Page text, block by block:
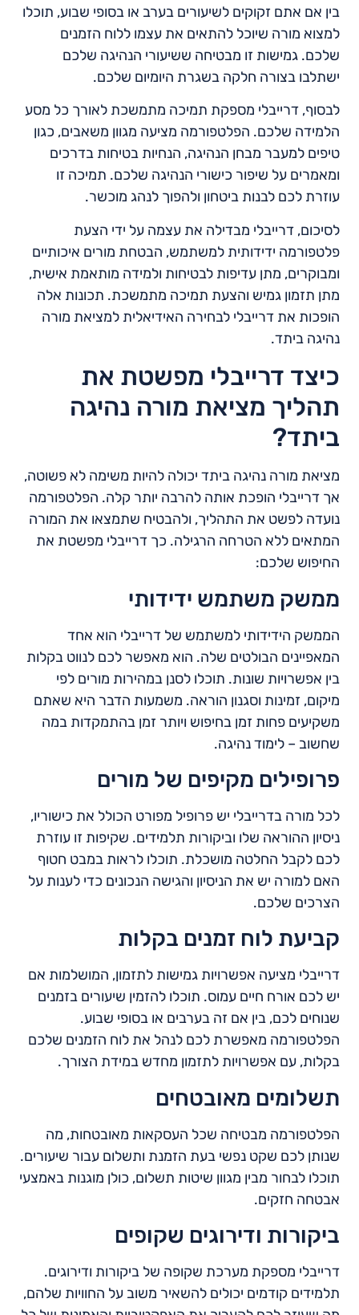
בין אם אתם זקוקים לשיעורים בערב או בסופי שבוע, תוכלו
למצוא מורה שיוכל להתאים את עצמו ללוח הזמנים
שלכם. גמישות זו מבטיחה ששיעורי הנהיגה שלכם
ישתלבו בצורה חלקה בשגרת היומיום שלכם.
לבסוף, דרייבלי מספקת תמיכה מתמשכת לאורך כל מסע
הלמידה שלכם. הפלטפורמה מציעה מגוון משאבים, כגון
טיפים למעבר מבחן הנהיגה, הנחיות בטיחות בדרכים
ומאמרים על שיפור כישורי הנהיגה שלכם. תמיכה זו
עוזרת לכם לבנות ביטחון ולהפוך לנהג מוכשר.
לסיכום, דרייבלי מבדילה את עצמה על ידי הצעת
פלטפורמה ידידותית למשתמש, הבטחת מורים איכותיים
ומבוקרים, מתן עדיפות לבטיחות ולמידה מותאמת אישית,
מתן תזמון גמיש והצעת תמיכה מתמשכת. תכונות אלה
הופכות את דרייבלי לבחירה האידיאלית למציאת מורה
נהיגה ביתד.
כיצד דרייבלי מפשטת את
תהליך מציאת מורה נהיגה
ביתד?
מציאת מורה נהיגה ביתד יכולה להיות משימה לא פשוטה,
אך דרייבלי הופכת אותה להרבה יותר קלה. הפלטפורמה
נועדה לפשט את התהליך, ולהבטיח שתמצאו את המורה
המתאים ללא הטרחה הרגילה. כך דרייבלי מפשטת את
החיפוש שלכם:
ממשק משתמש ידידותי
הממשק הידידותי למשתמש של דרייבלי הוא אחד
המאפיינים הבולטים שלה. הוא מאפשר לכם לנווט בקלות
בין אפשרויות שונות. תוכלו לסנן במהירות מורים לפי
מיקום, זמינות וסגנון הוראה. משמעות הדבר היא שאתם
משקיעים פחות זמן בחיפוש ויותר זמן בהתמקדות במה
שחשוב – לימוד נהיגה.
פרופילים מקיפים של מורים
לכל מורה בדרייבלי יש פרופיל מפורט הכולל את כישוריו,
ניסיון ההוראה שלו וביקורות תלמידים. שקיפות זו עוזרת
לכם לקבל החלטה מושכלת. תוכלו לראות במבט חטוף
האם למורה יש את הניסיון והגישה הנכונים כדי לענות על
הצרכים שלכם.
קביעת לוח זמנים בקלות
דרייבלי מציעה אפשרויות גמישות לתזמון, המושלמות אם
יש לכם אורח חיים עמוס. תוכלו להזמין שיעורים בזמנים
שנוחים לכם, בין אם זה בערבים או בסופי שבוע.
הפלטפורמה מאפשרת לכם לנהל את לוח הזמנים שלכם
בקלות, עם אפשרויות לתזמון מחדש במידת הצורך.
תשלומים מאובטחים
הפלטפורמה מבטיחה שכל העסקאות מאובטחות, מה
שנותן לכם שקט נפשי בעת הזמנת ותשלום עבור שיעורים.
תוכלו לבחור מבין מגוון שיטות תשלום, כולן מוגנות באמצעי
אבטחה חזקים.
ביקורות ודירוגים שקופים
דרייבלי מספקת מערכת שקופה של ביקורות ודירוגים.
תלמידים קודמים יכולים להשאיר משוב על החוויות שלהם,